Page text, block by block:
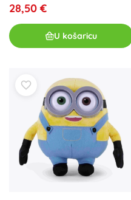
28,50 €
U košaricu